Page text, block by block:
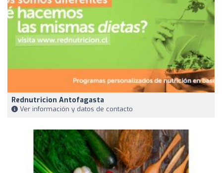
Rednutricion Antofagasta
Ver información y datos de contacto